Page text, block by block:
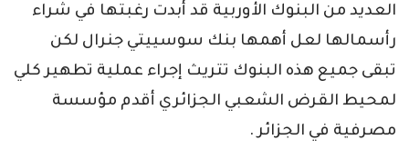
العديد من البنوك الأوربية قد أبدت رغبتها في شراء
رأسمالها لعل أهمها بنك سوسييتي جنرال لكن
تبقى جميع هذه البنوك تتريث إجراء عملية تطهير كلي
لمحيط القرض الشعبي الجزائري أقدم مؤسسة
مصرفية في الجزائر .